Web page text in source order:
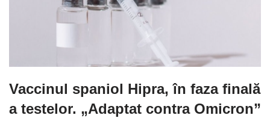
Vaccinul spaniol Hipra, în faza finală
a testelor. „Adaptat contra Omicron”